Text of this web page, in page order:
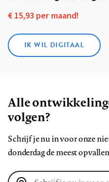
€ 15,93 per maand!
IK WIL DIGITAAL
Alle
volgen?
Schrijf je nu in voor onze
donderdag de meest